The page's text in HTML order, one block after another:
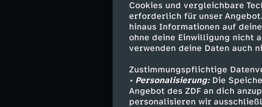
Cookies und vergleichbare
erforderlich für unser
hinaus Informationen auf
ohne deine Einwilligung nicht
verwenden deine Daten auch
Zustimmungspflichtige
• Personalisierung:Die
Angebot des ZDF an dich
personalisieren wir
Die Ermittlungen
Opfer unter einer
dass Agon Gashi
Verbindungen
Unschuld beweisen
es deshalb sterben?